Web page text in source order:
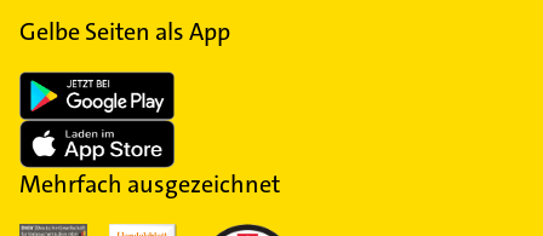
Gelbe Seiten als App
Mehrfach ausgezeichnet